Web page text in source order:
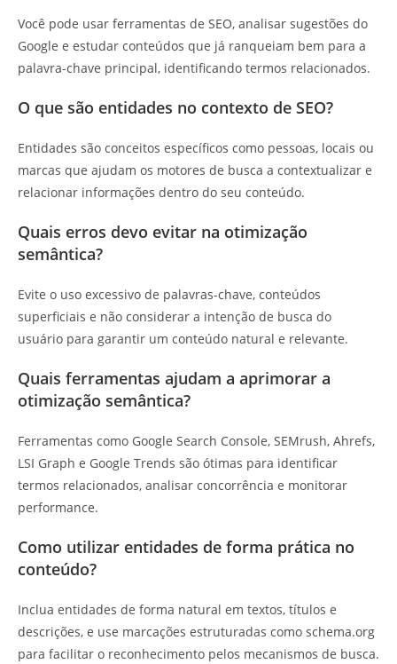
Você pode usar ferramentas de SEO, analisar sugestões do
Google e estudar conteúdos que já ranqueiam bem para a
palavra-chave principal, identificando termos relacionados.
O que são entidades no contexto de SEO?
Entidades são conceitos específicos como pessoas, locais ou
marcas que ajudam os motores de busca a contextualizar e
relacionar informações dentro do seu conteúdo.
Quais erros devo evitar na otimização
semântica?
Evite o uso excessivo de palavras-chave, conteúdos
superficiais e não considerar a intenção de busca do
usuário para garantir um conteúdo natural e relevante.
Quais ferramentas ajudam a aprimorar a
otimização semântica?
Ferramentas como Google Search Console, SEMrush, Ahrefs,
LSI Graph e Google Trends são ótimas para identificar
termos relacionados, analisar concorrência e monitorar
performance.
Como utilizar entidades de forma prática no
conteúdo?
Inclua entidades de forma natural em textos, títulos e
descrições, e use marcações estruturadas como schema.org
para facilitar o reconhecimento pelos mecanismos de busca.